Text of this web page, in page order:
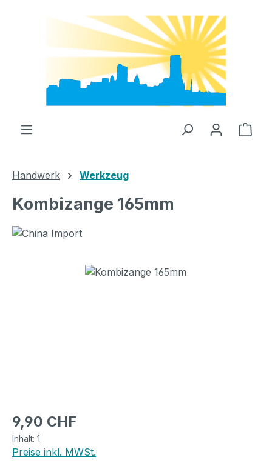
Zum Hauptinhalt springen
Handwerk Werkzeug
Kombizange 165mm
Bildergalerie überspringen
Regulärer Preis:
9,90 CHF
Inhalt: 1
Preise inkl. MWSt.